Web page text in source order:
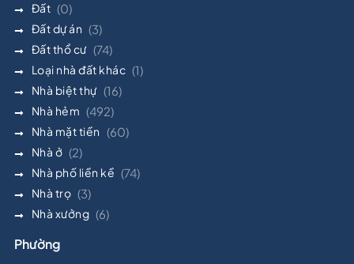
Đất (0)
Đất dự án (3)
Đất thổ cư (74)
Loại nhà đất khác (1)
Nhà biệt thự (16)
Nhà hẻm (492)
Nhà mặt tiền (60)
Nhà ở (2)
Nhà phố liền kề (74)
Nhà trọ (3)
Nhà xưởng (6)
Phường